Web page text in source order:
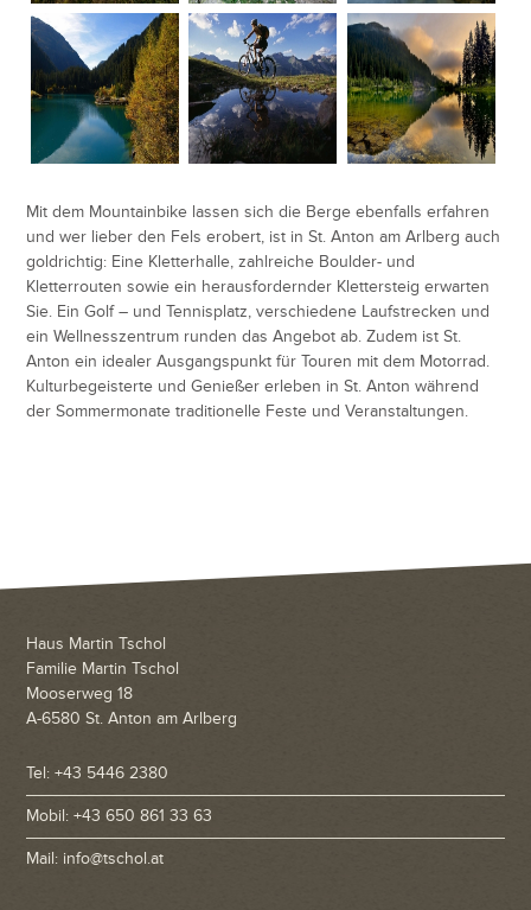
Mit dem Mountainbike lassen sich die Berge ebenfalls erfahren
und wer lieber den Fels erobert, ist in St. Anton am Arlberg auch
goldrichtig: Eine Kletterhalle, zahlreiche Boulder- und
Kletterrouten sowie ein herausfordernder Klettersteig erwarten
Sie. Ein Golf – und Tennisplatz, verschiedene Laufstrecken und
ein Wellnesszentrum runden das Angebot ab. Zudem ist St.
Anton ein idealer Ausgangspunkt für Touren mit dem Motorrad.
Kulturbegeisterte und Genießer erleben in St. Anton während
der Sommermonate traditionelle Feste und Veranstaltungen.
Haus Martin Tschol
Familie Martin Tschol
Mooserweg 18
A-6580 St. Anton am Arlberg
Tel: +43 5446 2380
Mobil: +43 650 861 33 63
Mail: info@tschol.at